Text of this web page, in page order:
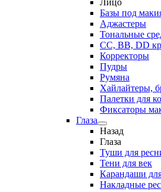
Лицо
Базы под
Аджастеры
Тональные
CC, BB, DD
Корректоры
Пудры
Румяна
Хайлайтеры,
Палетки для
Фиксаторы
Глаза
Назад
Глаза
Туши для
Тени для век
Карандаши
Накладные